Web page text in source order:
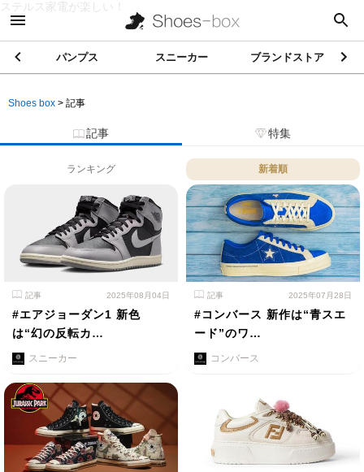
ステルス家電が楽しい！
パンプス スニーカー ブランドストア
Shoes box > 記事
記事 特集
ランキング 新着順
記事 2025年08月04日
#エアジョーダン1 新色
は“幻の反転カ…
スニーカー
記事 2025年07月28日
#コンバース 新作は“青スエ
ード”のワ…
コンバース